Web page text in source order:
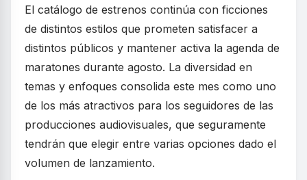
El catálogo de estrenos continúa con ficciones
de distintos estilos que prometen satisfacer a
distintos públicos y mantener activa la agenda de
maratones durante agosto. La diversidad en
temas y enfoques consolida este mes como uno
de los más atractivos para los seguidores de las
producciones audiovisuales, que seguramente
tendrán que elegir entre varias opciones dado el
volumen de lanzamiento.